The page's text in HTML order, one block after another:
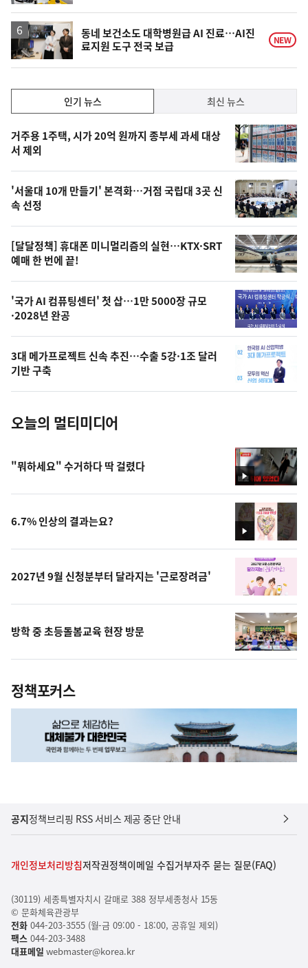
상
승
동네 보건소도 대학병원급 AI 진료…AI진
료지원 도구 전국 보급
NEW
기,
최
신,
오
늘
의
영
상
오
의
사
진
인기 뉴스 최신 뉴스
기
뉴
스
거주용 1주택, 시가 20억 원까지 종부세 과세 대상
서 제외
'서울대 10개 만들기' 본격화…거점 국립대 3곳 신
속 선정
[달달정책] 휴대폰 미니멀리즘의 실현…KTX·SRT
예매 한 번에 끝!
'국가 AI 컴퓨팅센터' 첫 삽…1만 5000장 규모
·2028년 완공
3대 메가프로젝트 신속 추진…수출 5강·1조 달러
기반 구축
오늘의 멀티미디어
영
상
"뭐하세요" 수거하다 딱 걸렸다
영
상
6.7% 인상의 결과는요?
2027년 9월 신청분부터 달라지는 '근로장려금'
방학 중 초등돌봄교육 현장 방문
정책포커스
공지정책브리핑 RSS 서비스 제공 중단 안내
개인정보처리방침저작권정책이메일 수집거부자주 묻는 질문(FAQ)
(30119) 세종특별자치시 갈매로 388 정부세종청사 15동
© 문화체육관광부
전화044-203-3555 (월-금 09:00 - 18:00, 공휴일 제외)
팩스044-203-3488
대표메일 webmaster@korea.kr